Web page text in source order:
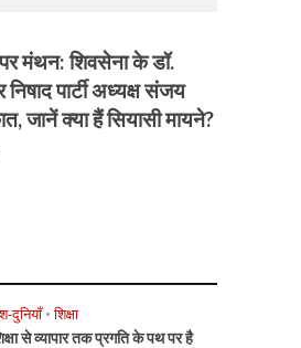
मंथन: शिवसेना के डॉ.
पार्टी अध्यक्ष संजय
जानें क्या हैं सियासी मायने?
दुनियाँ • शिक्षा
से व्यापार तक प्रगति के पथ पर है